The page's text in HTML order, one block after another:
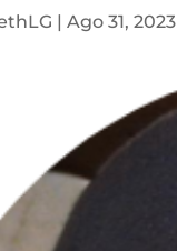
|Ago 31, 2023